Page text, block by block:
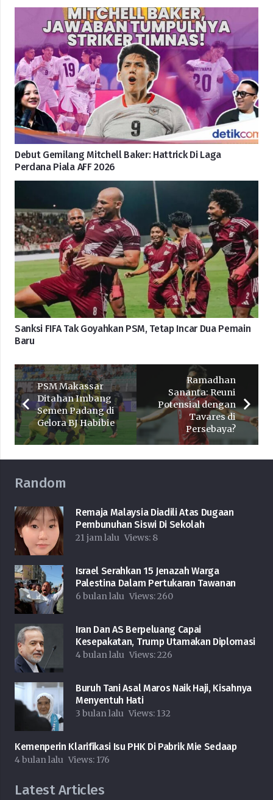
Debut Gemilang Mitchell Baker: Hattrick Di Laga
Perdana Piala AFF 2026
Sanksi FIFA Tak Goyahkan PSM, Tetap Incar Dua Pemain
Baru
PSM Makassar
Ditahan Imbang
Semen Padang di
Gelora BJ Habibie
Ramadhan
Sananta: Reuni
Potensial dengan
Tavares di
Persebaya?
Random
Remaja Malaysia Diadili Atas Dugaan
Pembunuhan Siswi Di Sekolah
21 jam lalu Views: 8
Israel Serahkan 15 Jenazah Warga
Palestina Dalam Pertukaran Tawanan
6 bulan lalu Views:260
Iran Dan AS Berpeluang Capai
Kesepakatan, Trump Utamakan Diplomasi
4 bulan lalu Views:226
Buruh Tani Asal Maros Naik Haji, Kisahnya
Menyentuh Hati
3 bulan lalu Views: 132
Kemenperin Klarifikasi Isu PHK Di Pabrik Mie Sedaap
4 bulan lalu Views: 176
Latest Articles